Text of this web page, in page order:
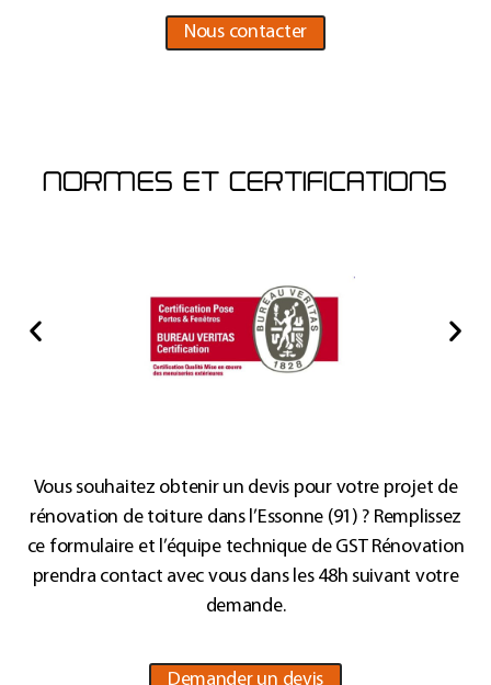
Nous contacter
NORMES ET CERTIFICATIONS
Vous souhaitez obtenir un devis pour votre projet de
rénovation de toiture dans l’Essonne (91) ? Remplissez
ce formulaire et l’équipe technique de GST Rénovation
prendra contact avec vous dans les 48h suivant votre
demande.
Demander un devis